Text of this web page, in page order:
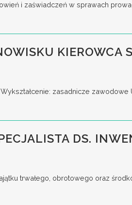
i zaświadczeń w sprawach
KIEROWCA
zasadnicze zawodowe
DS.
trwałego, obrotowego oraz